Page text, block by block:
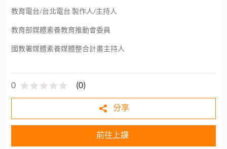
教育電台/台北電台 製作人/主持人
教育部媒體素養教育推動會委員
國教署媒體素養媒體整合計畫主持人
0 (0)
分享
前往上課